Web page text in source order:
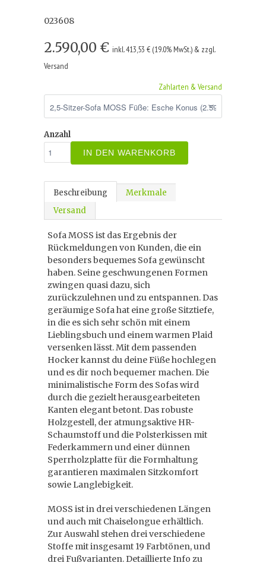
023608
2.590,00 € inkl. 413,53 € (19.0% MwSt.) & zzgl.
Versand
Zahlarten & Versand
Anzahl
IN DEN WARENKORB
Beschreibung
Merkmale
Versand
Sofa MOSS ist das Ergebnis der
Rückmeldungen von Kunden, die ein
besonders bequemes Sofa gewünscht
haben. Seine geschwungenen Formen
zwingen quasi dazu, sich
zurückzulehnen und zu entspannen. Das
geräumige Sofa hat eine große Sitztiefe,
in die es sich sehr schön mit einem
Lieblingsbuch und einem warmen Plaid
versenken lässt. Mit dem passenden
Hocker kannst du deine Füße hochlegen
und es dir noch bequemer machen. Die
minimalistische Form des Sofas wird
durch die gezielt herausgearbeiteten
Kanten elegant betont. Das robuste
Holzgestell, der atmungsaktive HR-
Schaumstoff und die Polsterkissen mit
Federkammern und einer dünnen
Sperrholzplatte für die Formhaltung
garantieren maximalen Sitzkomfort
sowie Langlebigkeit.
MOSS ist in drei verschiedenen Längen
und auch mit Chaiselongue erhältlich.
Zur Auswahl stehen drei verschiedene
Stoffe mit insgesamt 19 Farbtönen, und
drei Fußvarianten. Detaillierte Info zu